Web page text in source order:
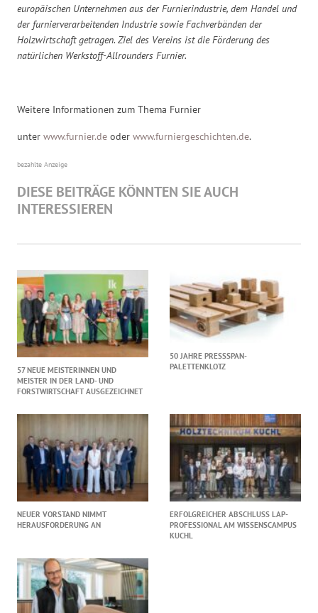
europäischen Unternehmen aus der Furnierindustrie, dem Handel und
der furnierverarbeitenden Industrie sowie Fachverbänden der
Holzwirtschaft getragen. Ziel des Vereins ist die Förderung des
natürlichen Werkstoff-Allrounders Furnier.
Weitere Informationen zum Thema Furnier
unterwww.furnier.de oderwww.furniergeschichten.de.
bezahlte Anzeige
DIESE BEITRÄGE KÖNNTEN SIE AUCH
INTERESSIEREN
57 NEUE MEISTERINNEN UND
MEISTER IN DER LAND- UND
FORSTWIRTSCHAFT AUSGEZEICHNET
50 JAHRE PRESSSPAN-
PALETTENKLOTZ
NEUER VORSTAND NIMMT
HERAUSFORDERUNG AN
ERFOLGREICHER ABSCHLUSS LAP-
PROFESSIONAL AM WISSENSCAMPUS
KUCHL